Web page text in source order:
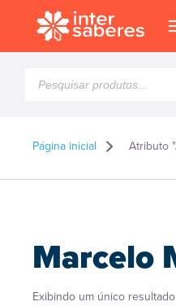
produtos
Página inicial
Marcelo
Exibindo um único resultado